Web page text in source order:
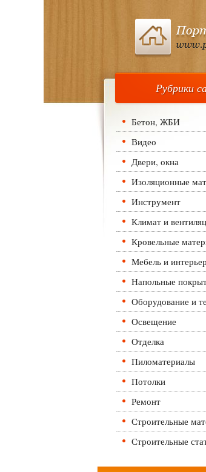
Рубрики
Бетон, ЖБИ
Видео
Двери, окна
Изоляционные
Инструмент
Климат и
Кровельные
Мебель и интерьер
Напольные
Оборудование и
Освещение
Отделка
Пиломатериалы
Потолки
Ремонт
Строительные
Строительные